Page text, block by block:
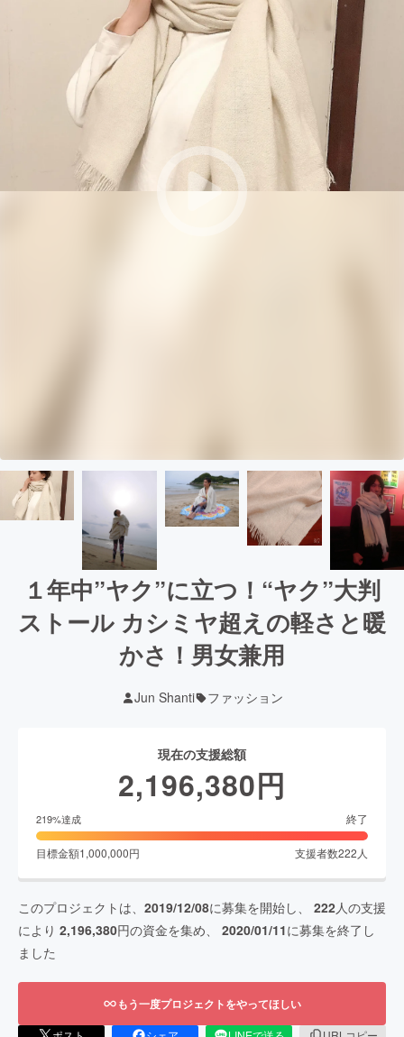
１年中”ヤク”に立つ！“ヤク”大判
ストール カシミヤ超えの軽さと暖
かさ！男女兼用
Jun Shanti ファッション
現在の支援総額
2,196,380円
219%達成 終了
目標金額1,000,000円 支援者数222 人
このプロジェクトは、 2019/12/08に募集を開始し、 222人の支援
により 2,196,380円の資金を集め、 2020/01/11に募集を終了し
ました
もう一度プロジェクトをやってほしい